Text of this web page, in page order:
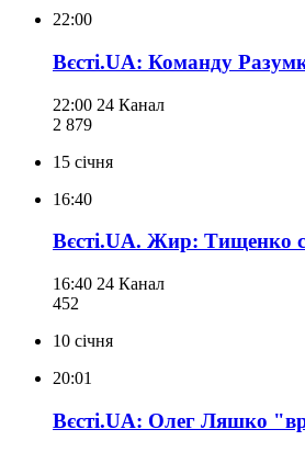
22:00
Вєсті.UA: Команду
22:00 24 Канал
2 879
15 січня
16:40
Вєсті.UA. Жир: Тищенко
16:40 24 Канал
452
10 січня
20:01
Вєсті.UA: Олег Ляшко